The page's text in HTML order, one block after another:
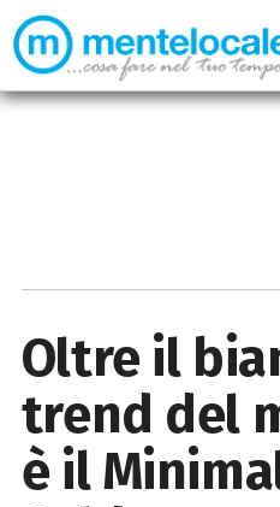
Oltre il
trend del
è il